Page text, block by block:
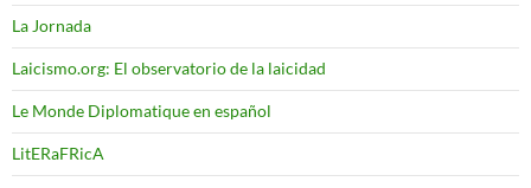
La Jornada
Laicismo.org: El observatorio de la laicidad
Le Monde Diplomatique en español
LitERaFRicA